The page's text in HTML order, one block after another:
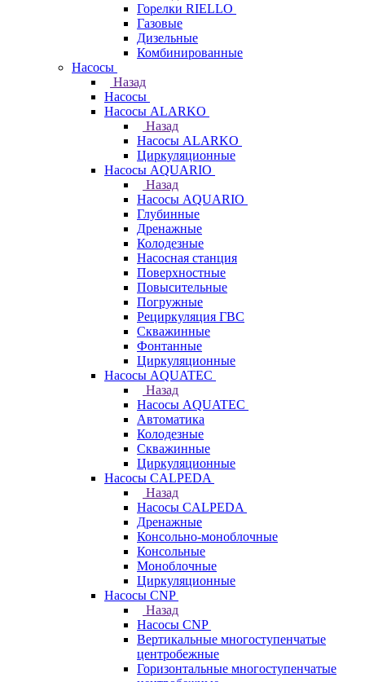
Горелки RIELLO
Газовые
Дизельные
Комбинированные
Насосы
Назад
Насосы
Насосы ALARKO
Назад
Насосы ALARKO
Циркуляционные
Насосы AQUARIO
Назад
Насосы AQUARIO
Глубинные
Дренажные
Колодезные
Насосная станция
Поверхностные
Повысительные
Погружные
Рециркуляция ГВС
Скважинные
Фонтанные
Циркуляционные
Насосы AQUATEC
Назад
Насосы AQUATEC
Автоматика
Колодезные
Скважинные
Циркуляционные
Насосы CALPEDA
Назад
Насосы CALPEDA
Дренажные
Консольно-моноблочные
Консольные
Моноблочные
Циркуляционные
Насосы CNP
Назад
Насосы CNP
Вертикальные многоступенчатые
центробежные
Горизонтальные многоступенчатые